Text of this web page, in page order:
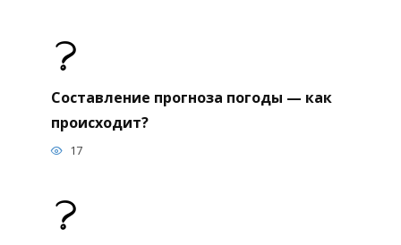
Составление прогноза погоды — как
происходит?
17